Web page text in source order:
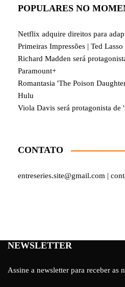
POPULARES NO
Netflix adquire direitos para
Primeiras Impressões | Ted Lasso
Richard Madden será
Paramount+
Romantasia 'The Poison
Hulu
Viola Davis será protagonista de
CONTATO
entreseries.site@gmail.com |
NEWSLETTER
Assine a newsletter para receber as